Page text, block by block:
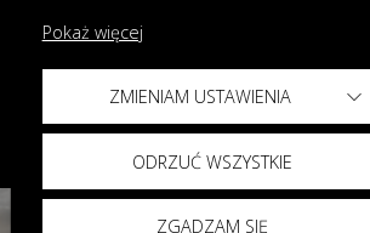
Ładowarka
mocy, do 50 W, zadba o
Twojego telefonu.
kontakcie bez
Pokaż więcej
ZMIENIAM USTAWIENIA
ODRZUĆ WSZYSTKIE
ZGADZAM SIĘ